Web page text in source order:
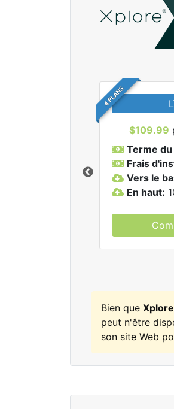
4 PLANS
$109.99
Terme
Frais
Vers le
En haut:
Bien que Xplore
peut n'être
son site Web